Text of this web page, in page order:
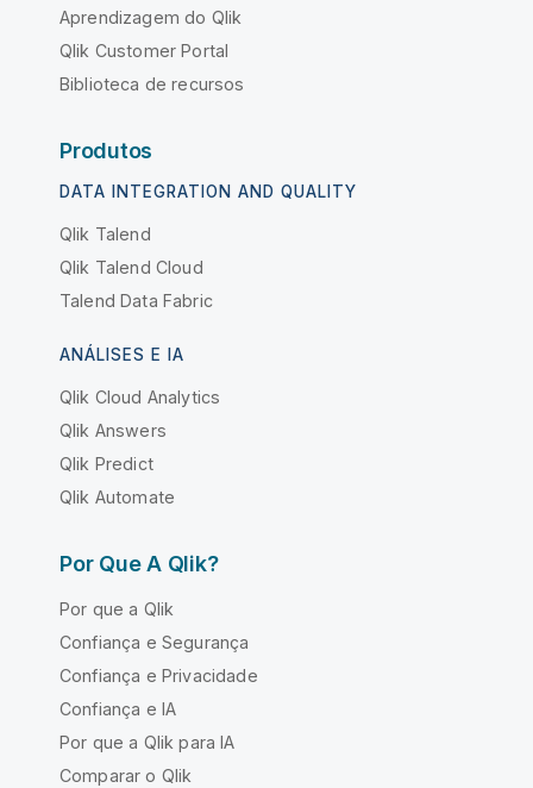
Aprendizagem do Qlik
Qlik Customer Portal
Biblioteca de recursos
Produtos
DATA INTEGRATION AND QUALITY
Qlik Talend
Qlik Talend Cloud
Talend Data Fabric
ANÁLISES E IA
Qlik Cloud Analytics
Qlik Answers
Qlik Predict
Qlik Automate
Por Que A Qlik?
Por que a Qlik
Confiança e Segurança
Confiança e Privacidade
Confiança e IA
Por que a Qlik para IA
Comparar o Qlik